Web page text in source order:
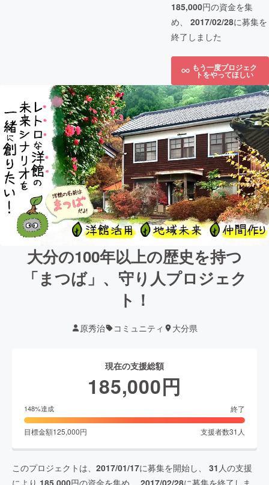
185,000円の資金を集
め、 2017/02/28に募集を
終了しました
もう一度プロジェク
トをやってほしい
大分の100年以上の歴史を持つ
「まつば」、守り人プロジェク
ト！
原秀治 コミュニティ 大分県
現在の支援総額
185,000円
148%達成 終了
目標金額125,000円 支援者数31 人
このプロジェクトは、 2017/01/17に募集を開始し、 31 人の支援
により 185,000円の資金を集め、 2017/02/28に募集を終了しま